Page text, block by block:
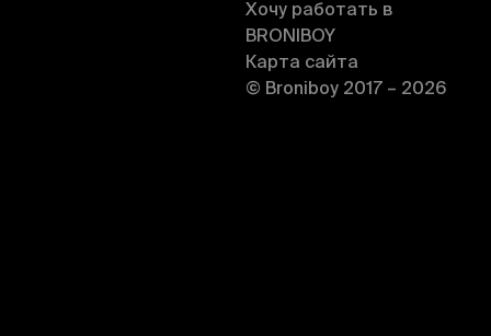
Хочу работать в
BRONIBOY
Карта сайта
© Broniboy 2017 – 2026